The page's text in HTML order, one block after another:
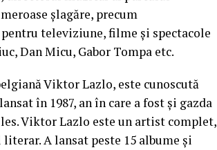
şlagăre, precum
televiziune, filme şi spectacole
Dan Micu, Gabor Tompa etc.
Viktor Lazlo, este cunoscută
în 1987, an în care a fost şi gazda
Viktor Lazlo este un artist complet,
A lansat peste 15 albume şi